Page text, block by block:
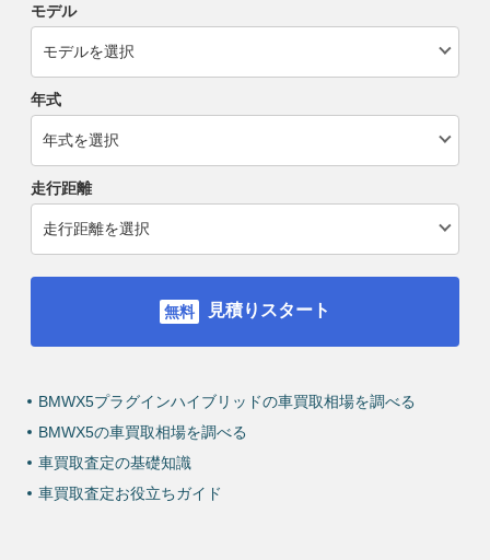
モデル
年式
走行距離
見積りスタート
BMWX5プラグインハイブリッドの車買取相場を調べる
BMWX5の車買取相場を調べる
車買取査定の基礎知識
車買取査定お役立ちガイド